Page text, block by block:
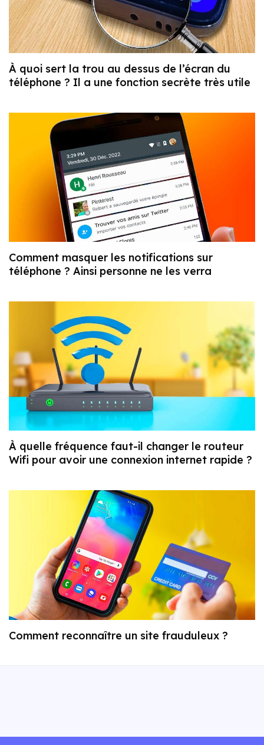
À quoi sert la trou au dessus de l’écran du
téléphone ? Il a une fonction secrète très utile
Comment masquer les notifications sur
téléphone ? Ainsi personne ne les verra
À quelle fréquence faut-il changer le routeur
Wifi pour avoir une connexion internet rapide ?
Comment reconnaître un site frauduleux ?